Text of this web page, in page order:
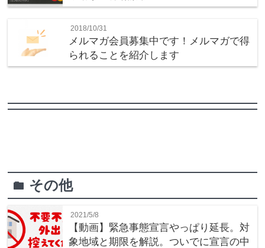
2018/10/31
メルマガ会員募集中です！メルマガで得
られることを紹介します
folder その他
2021/5/8
【動画】緊急事態宣言やっぱり延長。対
象地域と期限を解説。ついでに宣言の中